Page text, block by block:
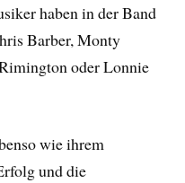
haben in der Band
Barber, Monty
oder Lonnie
wie ihrem
und die